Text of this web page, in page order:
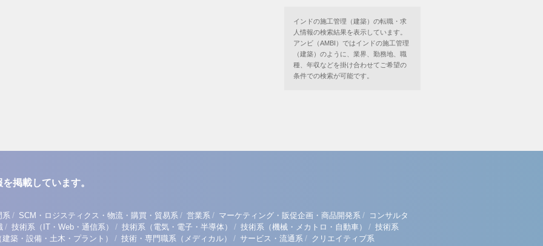
インドの施工管理（建築）の転職・求
人情報の検索結果を表示しています。
アンビ（AMBI）ではインドの施工管理
（建築）のように、業界、勤務地、職
種、年収などを掛け合わせてご希望の
条件での検索が可能です。
掲載しています。
系 / SCM・ロジスティクス・物流・購買・貿易系 / 営業系 / マーケティング・販促企画・商品開発系 / コンサルタ
/ 技術系（IT・Web・通信系） / 技術系（電気・電子・半導体） / 技術系（機械・メカトロ・自動車） / 技術系
築・設備・土木・プラント）
/ 技術・専門職系（メディカル） / サービス・流通系 / クリエイティブ系